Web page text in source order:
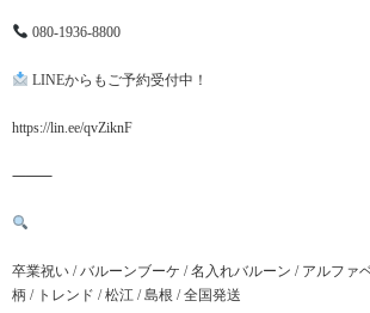
080-1936-8800
LINEからもご予約受付中！
https://lin.ee/qvZiknF
⸻
卒業祝い / バルーンブーケ / 名入れバルーン / アルファ
柄 / トレンド / 松江 / 島根 / 全国発送